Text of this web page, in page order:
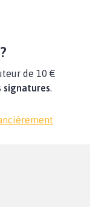
de 10 €
signatures.